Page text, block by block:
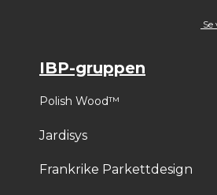
IBP-gruppen
Polish Wood™
Jardisys
Frankrike Parkettdesign